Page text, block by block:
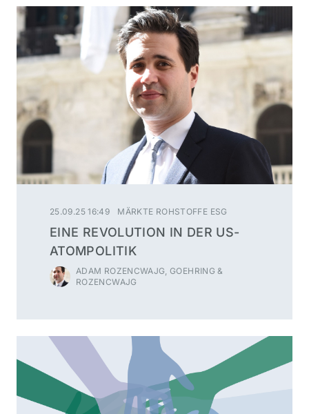
25.09.25 16:49 MÄRKTE ROHSTOFFE ESG
EINE REVOLUTION IN DER US-
ATOMPOLITIK
ADAM ROZENCWAJG, GOEHRING &
ROZENCWAJG